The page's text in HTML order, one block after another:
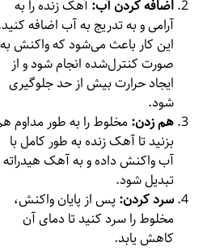
اضافه کردن آب:آهک زنده را به
آرامی و به تدریج به آب اضافه
این کار باعث می‌شود که واکنش به
صورت کنترل‌شده انجام شود و از
ایجاد حرارت بیش از حد جلوگیری
شود.
هم زدن: مخلوط را به طور مداوم
بزنید تا آهک زنده به طور کامل با
آب واکنش داده و به آهک هیدراته
تبدیل شود.
سرد کردن: پس از پایان واکنش،
مخلوط را سرد کنید تا دمای آن
کاهش یابد.